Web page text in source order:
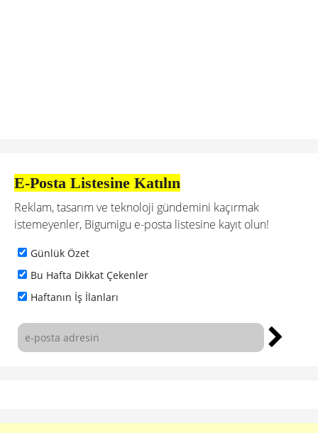
E-Posta Listesine Katılın
Reklam, tasarım ve teknoloji gündemini kaçırmak
istemeyenler, Bigumigu e-posta listesine kayıt olun!
Günlük Özet
Bu Hafta Dikkat Çekenler
Haftanın İş İlanları